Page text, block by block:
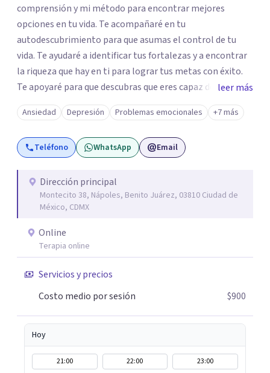
comprensión y mi método para encontrar mejores
opciones en tu vida. Te acompañaré en tu
autodescubrimiento para que asumas el control de tu
vida. Te ayudaré a identificar tus fortalezas y a encontrar
la riqueza que hay en ti para lograr tus metas con éxito.
Te apoyaré para que descubras que eres capaz de
convertir los problemas en oportunidades Tú tienes
derecho a vivir con bienestar, sin culpas, sin
remordimientos y en plenitud. Con amor propio todo es
posible. En el viaje de tu vida. ¿Te das cuenta que tienes
objetivos pero también hay momentos en los que has
experimentado situaciones que no te favorecen y te
gustaría que fueran diferentes? Pedir ayuda es el primer
paso para encontrar soluciones.
leer más
Ansiedad Depresión Problemas emocionales +7 más
Teléfono WhatsApp Email
Dirección principal
Montecito 38, Nápoles, Benito Juárez, 03810 Ciudad de
México, CDMX
Online
Terapia online
Servicios y precios
Costo medio por sesión
$900
Hoy
21:00 22:00 23:00